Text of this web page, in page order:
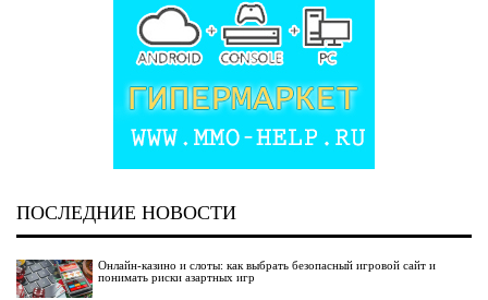
ПОСЛЕДНИЕ НОВОСТИ
Онлайн-казино и слоты: как выбрать безопасный игровой сайт и
понимать риски азартных игр